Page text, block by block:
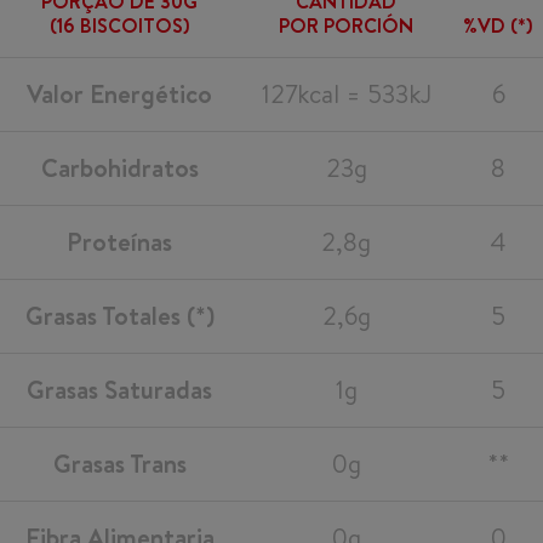
(16 BISCOITOS)
POR PORCIÓN
%VD (*)
Valor Energético 127kcal = 533kJ 6
Carbohidratos 23g 8
Proteínas 2,8g 4
Grasas Totales (*) 2,6g 5
Grasas Saturadas 1g 5
Grasas Trans 0g **